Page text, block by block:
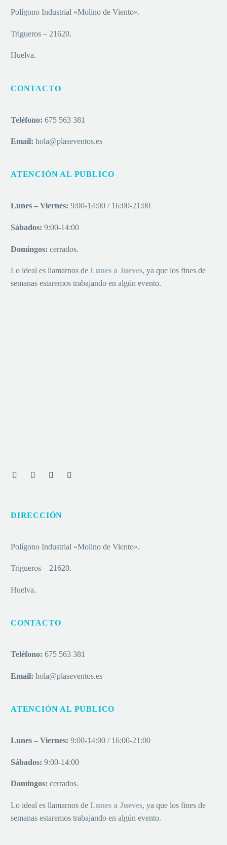
Polígono Industrial «Molino de Viento».
Trigueros – 21620.
Huelva.
CONTACTO
Teléfono: 675 563 381
Email: hola@plaseventos.es
ATENCIÓN AL PUBLICO
Lunes – Viernes: 9:00-14:00 / 16:00-21:00
Sábados: 9:00-14:00
Domingos: cerrados.
Lo ideal es llamarnos de Lunes a Jueves, ya que los fines de
semanas estaremos trabajando en algún evento.
DIRECCIÓN
Polígono Industrial «Molino de Viento».
Trigueros – 21620.
Huelva.
CONTACTO
Teléfono: 675 563 381
Email: hola@plaseventos.es
ATENCIÓN AL PUBLICO
Lunes – Viernes: 9:00-14:00 / 16:00-21:00
Sábados: 9:00-14:00
Domingos: cerrados.
Lo ideal es llamarnos de Lunes a Jueves, ya que los fines de
semanas estaremos trabajando en algún evento.